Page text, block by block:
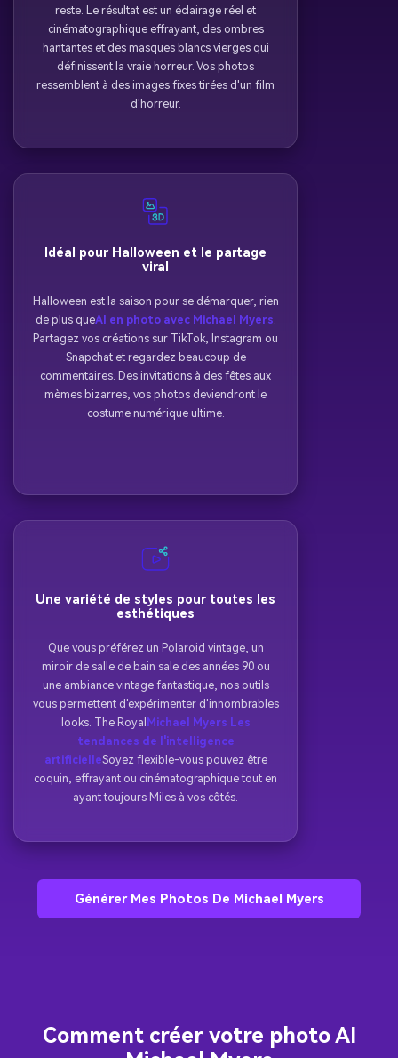
reste. Le résultat est un éclairage réel et
cinématographique effrayant, des ombres
hantantes et des masques blancs vierges qui
définissent la vraie horreur. Vos photos
ressemblent à des images fixes tirées d'un film
d'horreur.
Idéal pour Halloween et le partage
viral
Halloween est la saison pour se démarquer, rien
de plus queAI en photo avec Michael Myers.
Partagez vos créations sur TikTok, Instagram ou
Snapchat et regardez beaucoup de
commentaires. Des invitations à des fêtes aux
mèmes bizarres, vos photos deviendront le
costume numérique ultime.
Une variété de styles pour toutes les
esthétiques
Que vous préférez un Polaroid vintage, un
miroir de salle de bain sale des années 90 ou
une ambiance vintage fantastique, nos outils
vous permettent d'expérimenter d'innombrables
looks. The Royal Michael Myers Les
tendances de l'intelligence
artificielleSoyez flexible-vous pouvez être
coquin, effrayant ou cinématographique tout en
ayant toujours Miles à vos côtés.
Générer Mes Photos De Michael Myers
Comment créer votre photo AI